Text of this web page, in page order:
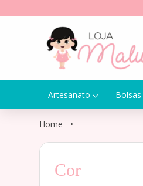
Artesanato Bolsas
Home •
Cor